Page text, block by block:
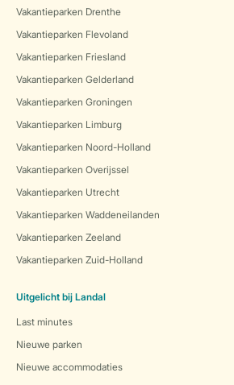
Vakantieparken Drenthe
Vakantieparken Flevoland
Vakantieparken Friesland
Vakantieparken Gelderland
Vakantieparken Groningen
Vakantieparken Limburg
Vakantieparken Noord-Holland
Vakantieparken Overijssel
Vakantieparken Utrecht
Vakantieparken Waddeneilanden
Vakantieparken Zeeland
Vakantieparken Zuid-Holland
Uitgelicht bij Landal
Last minutes
Nieuwe parken
Nieuwe accommodaties